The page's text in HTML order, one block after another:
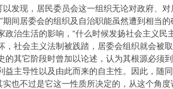
现，居民委员会这一组织无论对政府、
间居委会的组织及自治职能虽然遭到相当
治生活的影响，“什么时候发扬社会主义
社会主义法制被践踏，居委会组织就会被
其它阶段时曾加以论述，认为其根源必须
主导性以及由此而来的自主性。因此，随
也不过是它这一性质所决定的，从这个角